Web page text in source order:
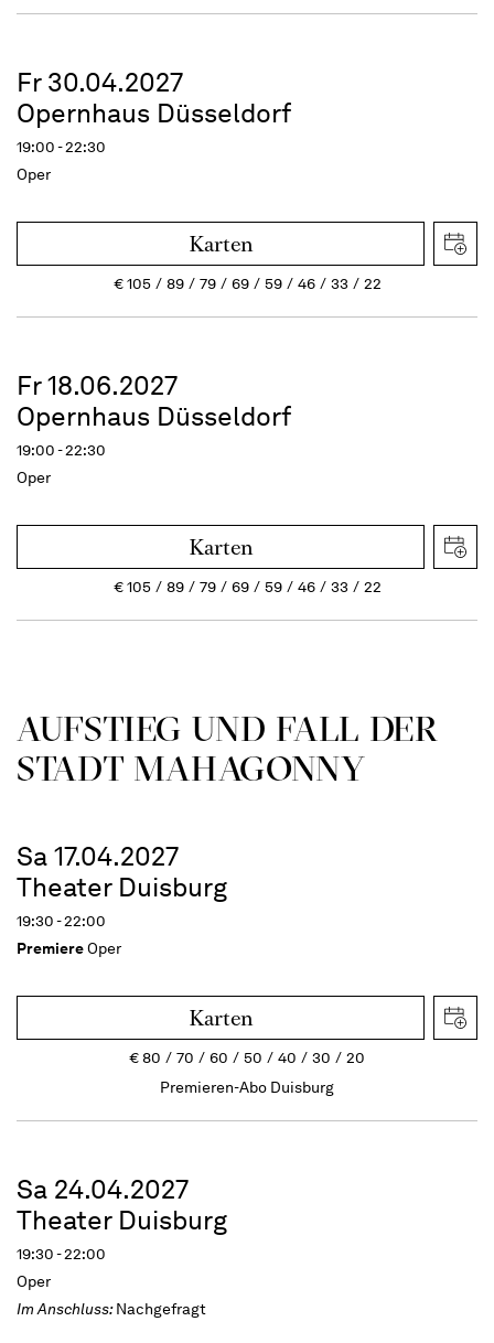
Fr 30.04.2027
Opernhaus Düsseldorf
19:00 - 22:30
Oper
Karten
€105 89 79 69 59 46 33 22
Fr 18.06.2027
Opernhaus Düsseldorf
19:00 - 22:30
Oper
Karten
€105 89 79 69 59 46 33 22
AUFSTIEG UND FALL DER
STADT MAHAGONNY
Sa 17.04.2027
Theater Duisburg
19:30 - 22:00
PremiereOper
Karten
€80 70 60 50 40 30
20
Premieren-Abo Duisburg
Sa 24.04.2027
Theater Duisburg
19:30 - 22:00
Oper
Im Anschluss:Nachgefragt